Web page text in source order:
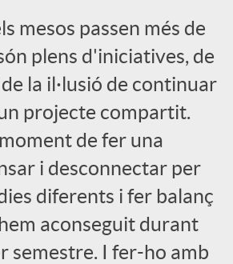
mesos passen més de
plens d'iniciatives, de
la il·lusió de continuar
projecte compartit.
de fer una
i desconnectar per
diferents i fer balanç
aconseguit durant
semestre. I fer-ho amb